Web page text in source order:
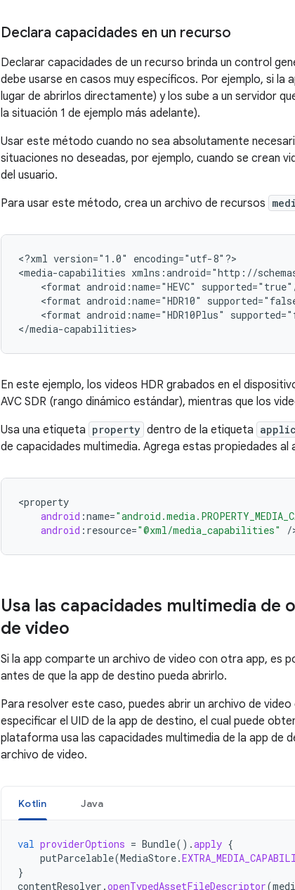
Declara capacidades en un recurso
Declarar capacidades de un recurso brinda un control
debe usarse en casos muy específicos. Por ejemplo, si
lugar de abrirlos directamente) y los sube a un servidor
la situación 1 de ejemplo más adelante).
Usar este método cuando no sea absolutamente
situaciones no deseadas, por ejemplo, cuando se crean
del usuario.
Para usar este método, crea un archivo de recursos
<?xml version="1.0" encoding="utf-8"?>
<media-capabilities xmlns:android="http://
<format android:name="HEVC"
<format android:name="HDR10"
<format android:name="HDR10Plus"
En este ejemplo, los videos HDR grabados en el
AVC SDR (rango dinámico estándar), mientras que los
Usa una etiqueta property dentro de la etiqueta
de capacidades multimedia. Agrega estas propiedades al
<property
android :name=
android : resource="@xml/media_capabilities" /
Usa las capacidades multimedia
de video
Si la app comparte un archivo de video con otra app, es
antes de que la app de destino pueda abrirlo.
Para resolver este caso, puedes abrir un archivo de video
especificar el UID de la app de destino, el cual puede
plataforma usa las capacidades multimedia de la app de
archivo de video.
Kotlin Java
val providerOptions = Bundle().apply {
putParcelable(MediaStore.
}
contentResolver .openTypedAssetFileDescriptor(